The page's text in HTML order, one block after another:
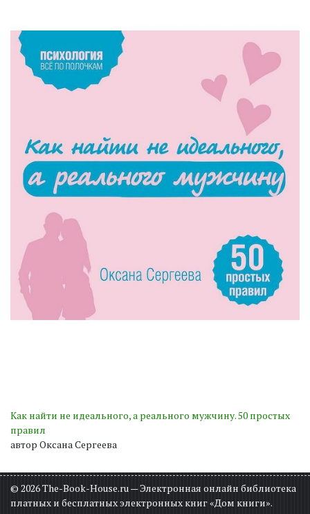
Как найти не идеального, а реального мужчину. 50 простых
правил
автор Оксана Сергеева
© 2026 The-Book-House.ru — Электронная онлайн библиотека
платных и бесплатных электронных книг «Дом книги».